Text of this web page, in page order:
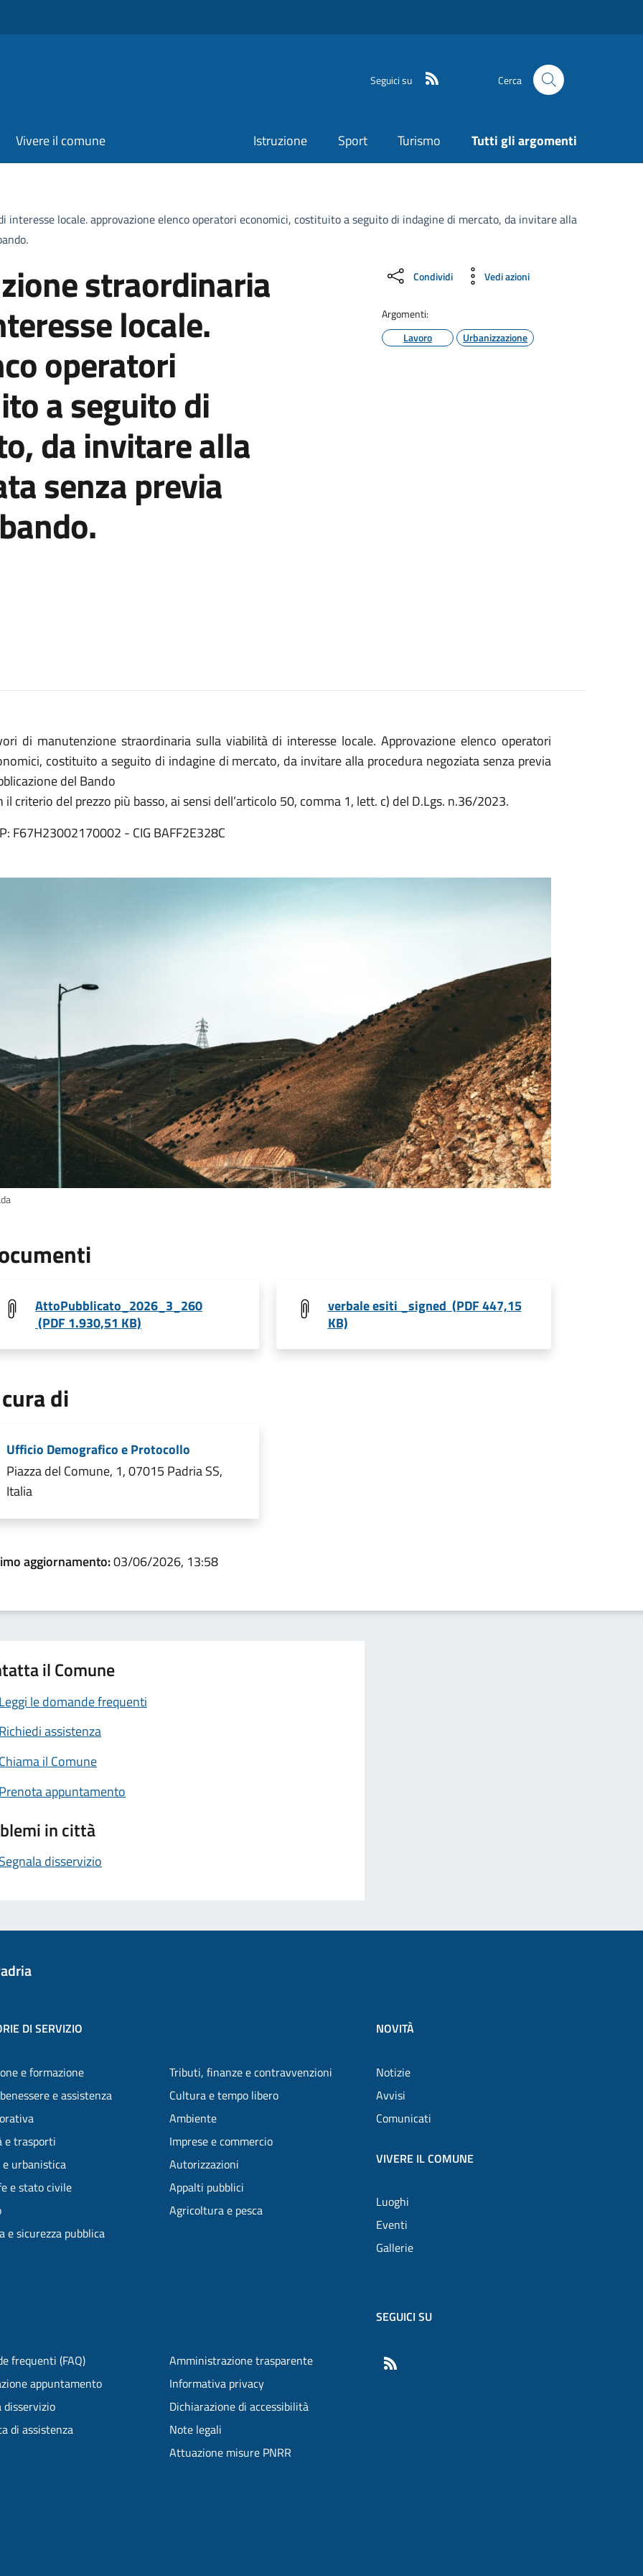
Seguici su Cerca
Vivere il comune Istruzione Sport Turismo Tutti gli argomenti
locale. approvazione elenco operatori economici, costituito a seguito di indagine di mercato, da invitare alla
straordinaria
locale.
operatori
a seguito di
da invitare alla
senza previa
Condividi Vedi azioni
Argomenti:
Lavoro
Urbanizzazione
di manutenzione straordinaria sulla viabilità di interesse locale. Approvazione elenco operatori
costituito a seguito di indagine di mercato, da invitare alla procedura negoziata senza previa
del Bando
il criterio del prezzo più basso, ai sensi dell’articolo 50, comma 1, lett. c) del D.Lgs. n.36/2023.
F67H23002170002 - CIG BAFF2E328C
AttoPubblicato_2026_3_260
(PDF 1.930,51 KB)
verbale esiti _signed (PDF 447,15
KB)
di
Ufficio Demografico e Protocollo
Piazza del Comune, 1, 07015 Padria SS,
Italia
aggiornamento:03/06/2026, 13:58
il Comune
le domande frequenti
assistenza
il Comune
appuntamento
in città
disservizio
DI SERVIZIO
e formazione
e assistenza
e trasporti
urbanistica
e stato civile
e sicurezza pubblica
Tributi, finanze e contravvenzioni
Cultura e tempo libero
Ambiente
Imprese e commercio
Autorizzazioni
Appalti pubblici
Agricoltura e pesca
NOVITÀ
Notizie
Avvisi
Comunicati
VIVERE IL COMUNE
Luoghi
Eventi
Gallerie
frequenti (FAQ)
appuntamento
disservizio
di assistenza
Amministrazione trasparente
Informativa privacy
Dichiarazione di accessibilità
Note legali
Attuazione misure PNRR
SEGUICI SU